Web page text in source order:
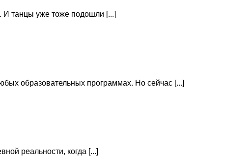
И танцы уже тоже подошли [...]
образовательных программах. Но сейчас [...]
реальности, когда [...]